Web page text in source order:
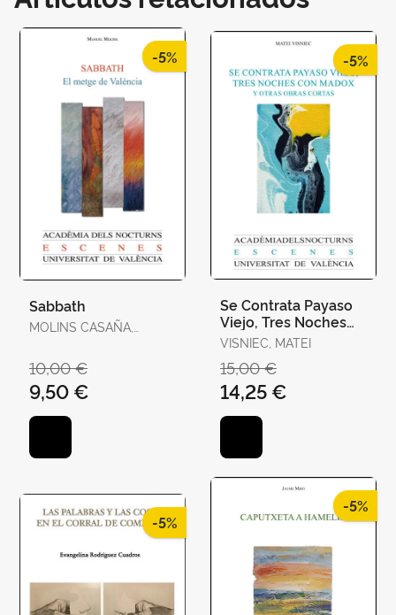
-5%
Sabbath
MOLINS CASAÑA,
10,00 €
9,50 €
-5%
Se Contrata Payaso
Viejo, Tres Noches
con Madox y Otras
Obras Cortas
VISNIEC, MATEI
15,00 €
14,25 €
-5%
-5%